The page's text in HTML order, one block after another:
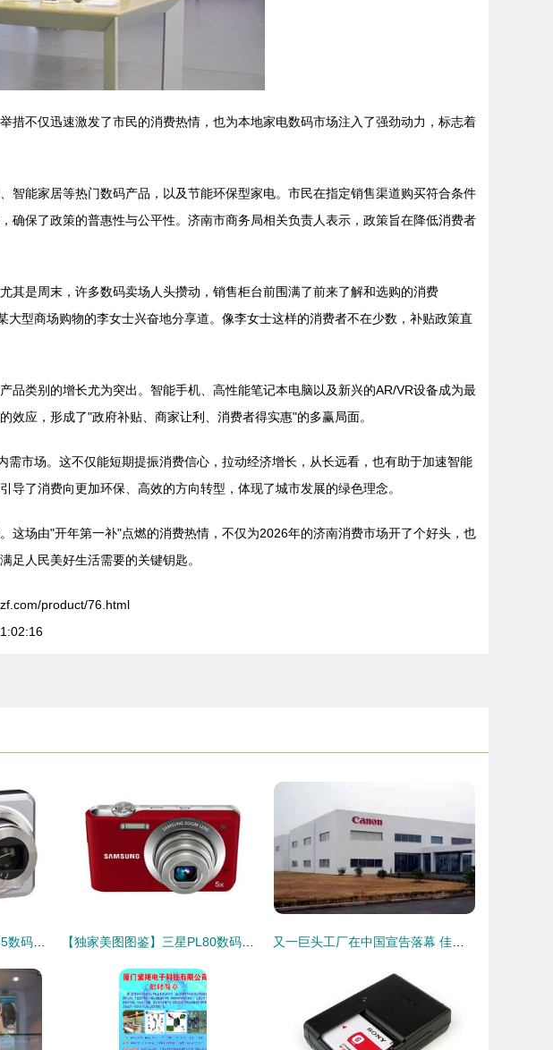
不仅迅速激发了市民的消费热情，也为本地家电数码市场注入了强劲动力，标志着
能家居等热门数码产品，以及节能环保型家电。市民在指定销售渠道购买符合条件
保了政策的普惠性与公平性。济南市商务局相关负责人表示，政策旨在降低消费者
是周末，许多数码卖场人头攒动，销售柜台前围满了前来了解和选购的消费
型商场购物的李女士兴奋地分享道。像李女士这样的消费者不在少数，补贴政策直
类别的增长尤为突出。智能手机、高性能笔记本电脑以及新兴的AR/VR设备成为最
应，形成了"政府补贴、商家让利、消费者得实惠"的多赢局面。
市场。这不仅能短期提振消费信心，拉动经济增长，从长远看，也有助于加速智能
了消费向更加环保、高效的方向转型，体现了城市发展的绿色理念。
场由"开年第一补"点燃的消费热情，不仅为2026年的济南消费市场开了个好头，也
足人民美好生活需要的关键钥匙。
product/76.html